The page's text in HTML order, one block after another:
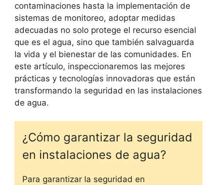
contaminaciones hasta la implementación de
sistemas de monitoreo, adoptar medidas
adecuadas no solo protege el recurso esencial
que es el agua, sino que también salvaguarda
la vida y el bienestar de las comunidades. En
este artículo, inspeccionaremos las mejores
prácticas y tecnologías innovadoras que están
transformando la seguridad en las instalaciones
de agua.
¿Cómo garantizar la seguridad
en instalaciones de agua?
Para garantizar la seguridad en